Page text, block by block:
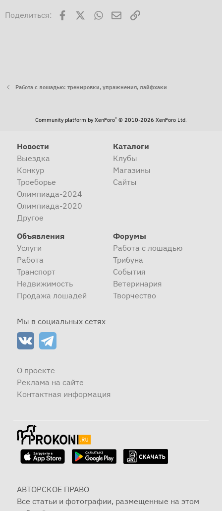
Поделиться: Facebook WhatsAppЭлектронная почта
Ссылка
Работа с лошадью: тренировки, упражнения, лайфхаки
Community platform by XenForo® © 2010-2026 XenForo Ltd.
Новости
Выездка
Конкур
Троеборье
Олимпиада-2024
Олимпиада-2020
Другое
Каталоги
Клубы
Магазины
Сайты
Объявления
Услуги
Работа
Транспорт
Недвижимость
Продажа лошадей
Форумы
Работа с лошадью
Трибуна
События
Ветеринария
Творчество
Мы в социальных сетях
О проекте
Реклама на сайте
Контактная информация
АВТОРСКОЕ ПРАВО
Все статьи и фотографии, размещенные на этом